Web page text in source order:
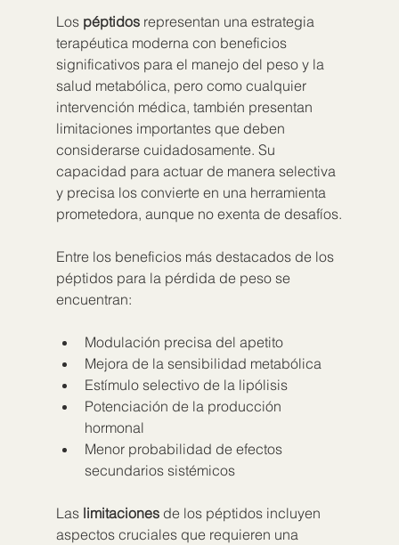
Los péptidos representan una estrategia
terapéutica moderna con beneficios
significativos para el manejo del peso y la
salud metabólica, pero como cualquier
intervención médica, también presentan
limitaciones importantes que deben
considerarse cuidadosamente. Su
capacidad para actuar de manera selectiva
y precisa los convierte en una herramienta
prometedora, aunque no exenta de desafíos.
Entre los beneficios más destacados de los
péptidos para la pérdida de peso se
encuentran:
Modulación precisa del apetito
Mejora de la sensibilidad metabólica
Estímulo selectivo de la lipólisis
Potenciación de la producción
hormonal
Menor probabilidad de efectos
secundarios sistémicos
Las limitaciones de los péptidos incluyen
aspectos cruciales que requieren una